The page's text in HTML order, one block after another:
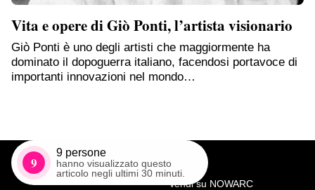
Vita e opere di Giò Ponti, l’artista visionario
Giò Ponti è uno degli artisti che maggiormente ha
dominato il dopoguerra italiano, facendosi portavoce di
importanti innovazioni nel mondo…
9
9 persone
hanno visualizzato questo
articolo negli ultimi 30 minuti.
Vendi su NOWARC